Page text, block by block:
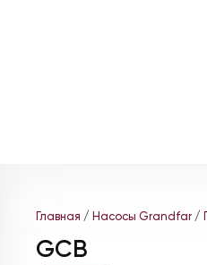
Главная / Насосы Grandfar /
GCB